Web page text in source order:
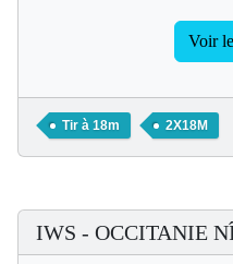
Voir
Tir à 18m 2X18M
IWS - OCCITANIE